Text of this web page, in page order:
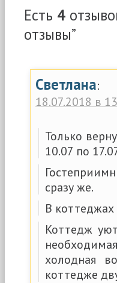
Есть 4
отзывы”
Светлана:
18.07.2018 в
Только
10.07 по
сразу же.
В
Коттедж
холодная
коттедже